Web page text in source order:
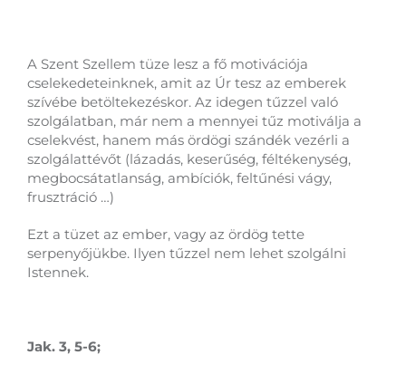
A Szent Szellem tüze lesz a fő motivációja
cselekedeteinknek, amit az Úr tesz az emberek
szívébe betöltekezéskor. Az idegen tűzzel való
szolgálatban, már nem a mennyei tűz motiválja a
cselekvést, hanem más ördögi szándék vezérli a
szolgálattévőt (lázadás, keserűség, féltékenység,
megbocsátatlanság, ambíciók, feltűnési vágy,
frusztráció …)
Ezt a tüzet az ember, vagy az ördög tette
serpenyőjükbe. Ilyen tűzzel nem lehet szolgálni
Istennek.
Jak. 3, 5-6;